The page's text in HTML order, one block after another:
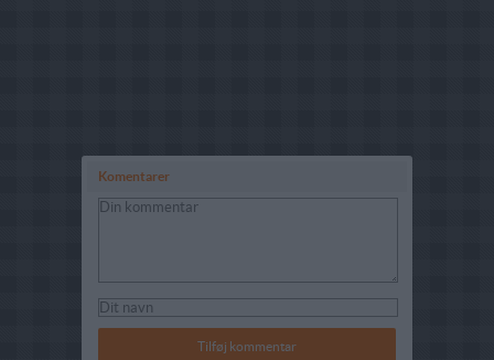
Komentarer